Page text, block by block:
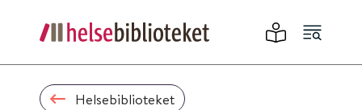
Helsebiblioteket